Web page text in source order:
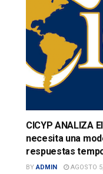
CICYP ANALIZA
necesita una
respuestas
BY ADMIN AGOSTO